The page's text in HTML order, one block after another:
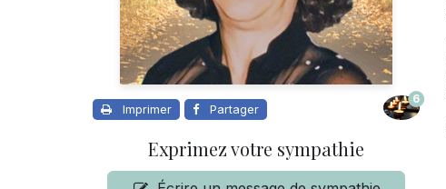
Imprimer Partager
6
Exprimez votre sympathie